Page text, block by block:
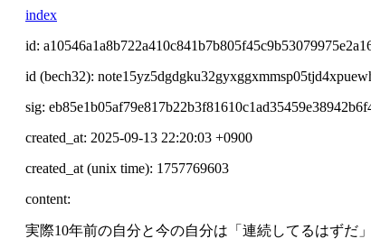
index
id:
id (bech32):
sig:
created_at: 2025-09-13 22:20:03 +0900
created_at (unix time): 1757769603
content:
実際10年前の自分と今の自分は「連続してるはずだ